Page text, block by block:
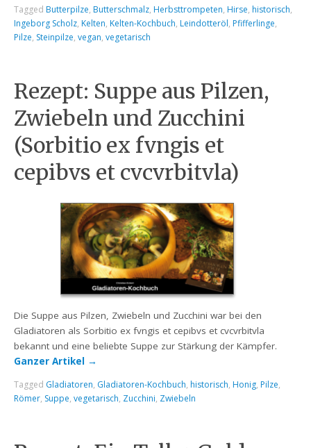
Tagged Butterpilze, Butterschmalz, Herbsttrompeten, Hirse, historisch,
Ingeborg Scholz, Kelten, Kelten-Kochbuch, Leindotteröl, Pfifferlinge,
Pilze, Steinpilze,vegan,vegetarisch
Rezept: Suppe aus Pilzen,
Zwiebeln und Zucchini
(Sorbitio ex fvngis et
cepibvs et cvcvrbitvla)
Die Suppe aus Pilzen, Zwiebeln und Zucchini war bei den
Gladiatoren als Sorbitio ex fvngis et cepibvs et cvcvrbitvla
bekannt und eine beliebte Suppe zur Stärkung der Kämpfer.
Ganzer Artikel →
Tagged Gladiatoren, Gladiatoren-Kochbuch, historisch, Honig, Pilze,
Römer, Suppe,vegetarisch, Zucchini, Zwiebeln